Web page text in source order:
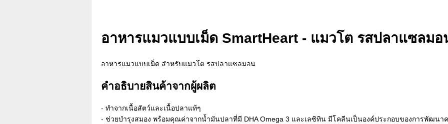
อาหารแมวแบบเม็ด SmartHeart - แมวโต รสปลาแซลมอ
อาหารแมวแบบเม็ด สำหรับแมวโต รสปลาแซลมอน
คำอธิบายสินค้าจากผู้ผลิต
- ทำจากเนื้อสัตว์และเนื้อปลาแท้ๆ
- ช่วยบำรุงสมอง พร้อมคุณค่าจากน้ำมันปลาที่มี DHA Omega 3 และเลซิทิน มีโคลีนเป็นองค์ประกอบของการพัฒนา